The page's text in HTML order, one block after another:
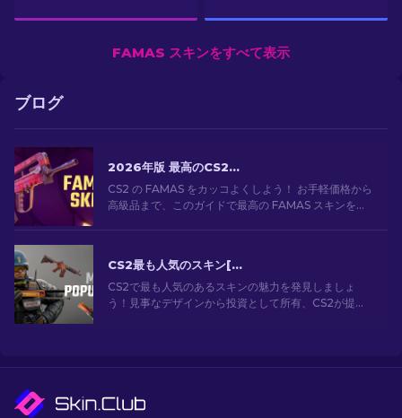
FAMAS スキンをすべて表示
ブログ
2026年版 最高のCS2 FAMASスキン：安価なものから最も高価なものまで
CS2 の FAMAS をカッコよくしよう！ お手軽価格から
高級品まで、このガイドで最高の FAMAS スキンを見
CS2最も人気のスキン[2026]
CS2で最も人気のあるスキンの魅力を発見しましょ
う！見事なデザインから投資として所有、CS2が提供